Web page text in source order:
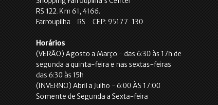
RS 122. Km 61, 4166.
Farroupilha - RS - CEP: 95177-130
Horários
(VERÃO) Agosto a Março - das 6:30 às 17h de
segunda a quinta-feira e nas sextas-feiras
das 6:30 às 15h
(INVERNO) Abril a Julho - 6:00 ÀS 17:00
Somente de Segunda a Sexta-feira